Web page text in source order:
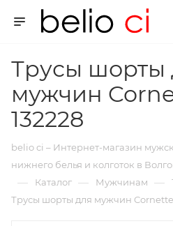
Трусы шорты
мужчин
132228
belio ci – Интернет-магазин
нижнего белья и колготок в
— Каталог — Мужчинам —
Трусы шорты для мужчин Cornette